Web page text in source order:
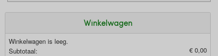
Winkelwagen
Winkelwagen is leeg.
Subtotaal:
€ 0,00